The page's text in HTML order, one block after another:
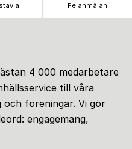
Felanmälan
4 000 medarbetare
till våra
föreningar. Vi gör
engagemang,